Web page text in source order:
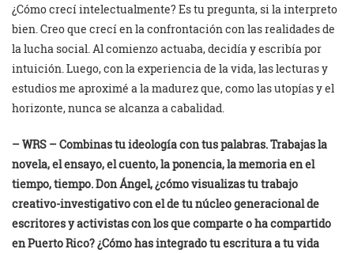
¿Cómo crecí intelectualmente? Es tu pregunta, si la interpreto
bien. Creo que crecí en la confrontación con las realidades de
la lucha social. Al comienzo actuaba, decidía y escribía por
intuición. Luego, con la experiencia de la vida, las lecturas y
estudios me aproximé a la madurez que, como las utopías y el
horizonte, nunca se alcanza a cabalidad.
– WRS – Combinas tu ideología con tus palabras. Trabajas la
novela, el ensayo, el cuento, la ponencia,la memoria en el
tiempo, tiempo. Don Ángel, ¿cómo visualizas tu trabajo
creativo-investigativo con el de tu núcleo generacional de
escritores y activistas con los que comparte o ha compartido
en Puerto Rico? ¿Cómo has integrado tu escritura a tu vida